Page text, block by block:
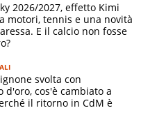
2026/2027, effetto Kimi
motori, tennis e una novità
E il calcio non fosse
svolta con
d'oro, cos'è cambiato a
il ritorno in CdM è